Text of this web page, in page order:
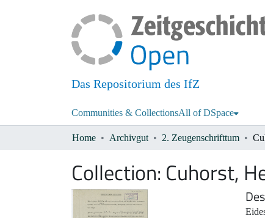
Das Repositorium des IfZ
Communities & CollectionsAll of DSpace
Home Archivgut 2. Zeugenschrifttum
Collection: Cuhorst,